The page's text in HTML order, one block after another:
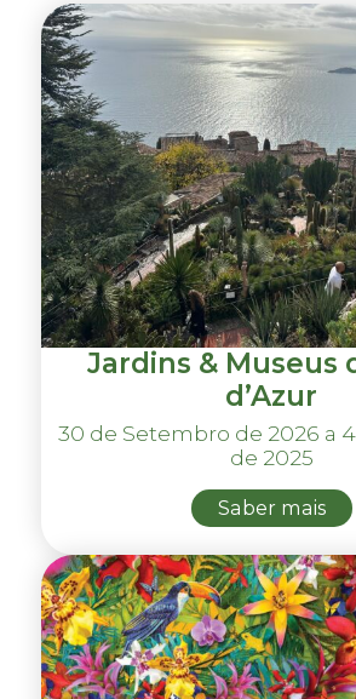
Jardins & Museus
d’Azur
30 de Setembro de 2026 a
de 2025
Saber mais